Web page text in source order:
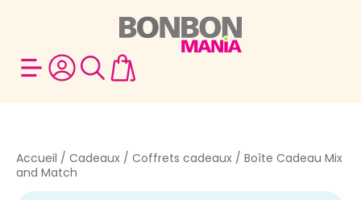
Accueil / Cadeaux / Coffrets cadeaux / Boîte Cadeau Mix
and Match